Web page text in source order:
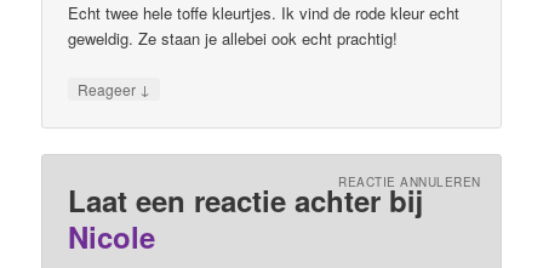
Echt twee hele toffe kleurtjes. Ik vind de rode kleur echt
geweldig. Ze staan je allebei ook echt prachtig!
Reageer ↓
Laat een reactie achter bij
Nicole
REACTIE ANNULEREN